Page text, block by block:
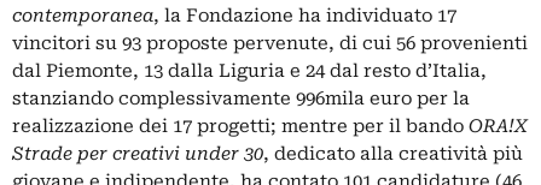
contemporanea, la Fondazione ha individuato 17
vincitori su 93 proposte pervenute, di cui 56 provenienti
dal Piemonte, 13 dalla Liguria e 24 dal resto d’Italia,
stanziando complessivamente 996mila euro per la
realizzazione dei 17 progetti; mentre per il bando ORA!X
Strade per creativi under 30, dedicato alla creatività più